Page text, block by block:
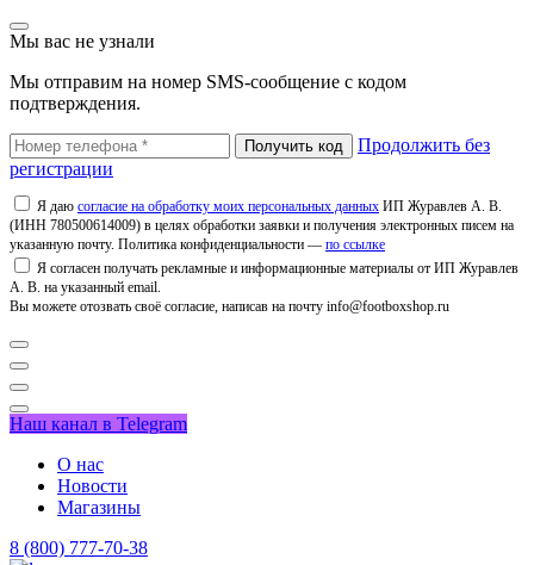
Мы вас не узнали
Мы отправим на номер SMS-сообщение с кодом
подтверждения.
Продолжить без
регистрации
Я даю согласие на обработку моих персональных данных ИП Журавлев А. В.
(ИНН 780500614009) в целях обработки заявки и получения электронных писем на
указанную почту. Политика конфиденциальности — по ссылке
Я согласен получать рекламные и информационные материалы от ИП Журавлев
А. В. на указанный email.
Вы можете отозвать своё согласие, написав на почту info@footboxshop.ru
Наш канал в Telegram
О нас
Новости
Магазины
8 (800) 777-70-38